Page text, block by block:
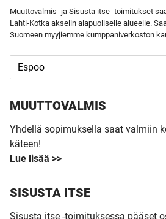
Muuttovalmis- ja Sisusta itse -toimitukset
Lahti-Kotka akselin alapuoliselle alueelle.
Suomeen myyjiemme kumppaniverkoston
MUUTTO­VALMIS
Yhdellä sopimuksella saat valmiin
käteen!
Lue lisää >>
SISUSTA ITSE
Sisusta itse -toimituksessa pääset